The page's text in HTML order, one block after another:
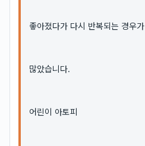
좋아졌다가 다시 반복되는 경우가
많았습니다.
어린이 아토피